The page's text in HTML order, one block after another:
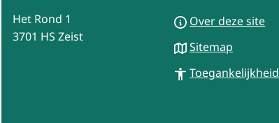
van
de
Het Rond 1
3701 HS Zeist
Over deze site
Sitemap
Toegankelijkheid